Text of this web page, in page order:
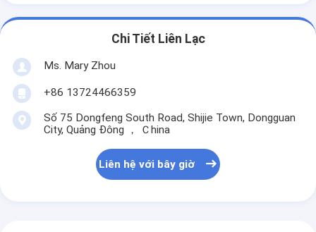
Chi Tiết Liên Lạc
Ms. Mary Zhou
+86 13724466359
Số 75 Dongfeng South Road, Shijie Town, Dongguan
City, Quảng Đông ， Ｃhina
Liên hệ với bây giờ